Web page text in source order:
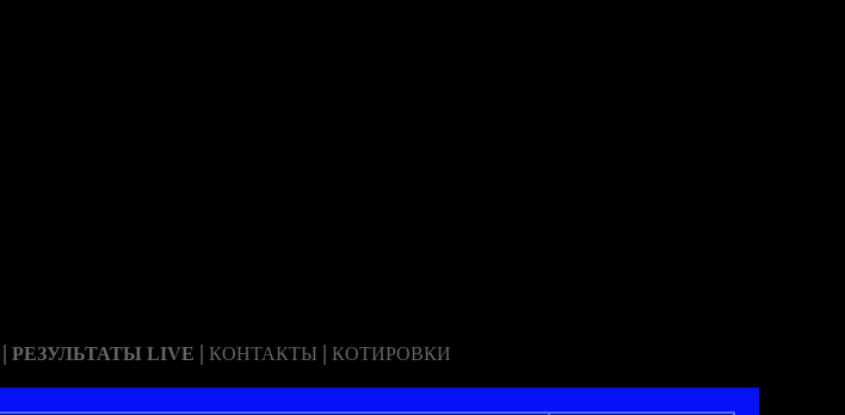
| РЕЗУЛЬТАТЫ LIVE | КОНТАКТЫ | КОТИРОВКИ